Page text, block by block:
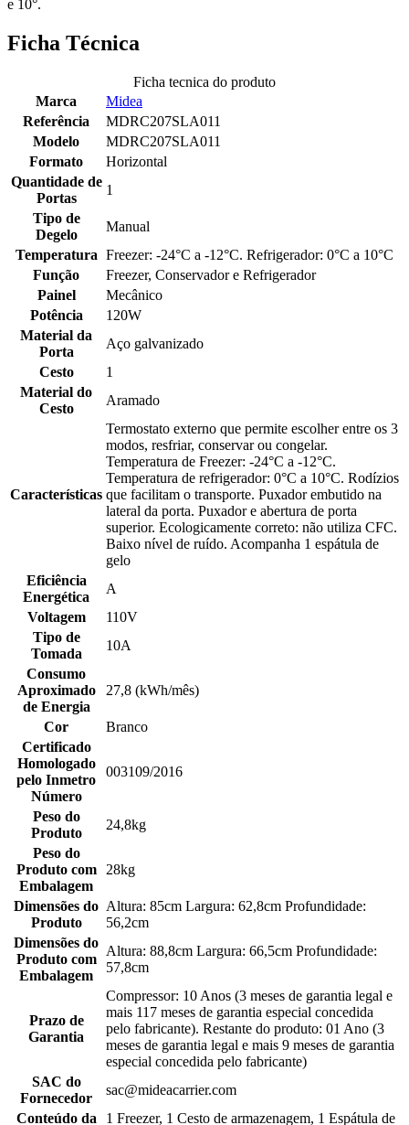
e 10°.
Ficha Técnica
Ficha tecnica do produto
Marca
Midea
Referência
MDRC207SLA011
Modelo
MDRC207SLA011
Formato
Horizontal
Quantidade de
Portas
1
Tipo de
Degelo
Manual
Temperatura Freezer: -24°C a -12°C. Refrigerador: 0°C a 10°C
Função
Freezer, Conservador e Refrigerador
Painel
Mecânico
Potência
120W
Material da
Porta
Aço galvanizado
Cesto
1
Material do
Cesto
Aramado
Características
Termostato externo que permite escolher entre os 3
modos, resfriar, conservar ou congelar.
Temperatura de Freezer: -24°C a -12°C.
Temperatura de refrigerador: 0°C a 10°C. Rodízios
que facilitam o transporte. Puxador embutido na
lateral da porta. Puxador e abertura de porta
superior. Ecologicamente correto: não utiliza CFC.
Baixo nível de ruído. Acompanha 1 espátula de
gelo
Eficiência
Energética
A
Voltagem
110V
Tipo de
Tomada
10A
Consumo
Aproximado
de Energia
27,8 (kWh/mês)
Cor
Branco
Certificado
Homologado
pelo Inmetro
Número
003109/2016
Peso do
Produto
24,8kg
Peso do
Produto com
Embalagem
28kg
Dimensões do
Produto
Altura: 85cm Largura: 62,8cm Profundidade:
56,2cm
Dimensões do
Produto com
Embalagem
Altura: 88,8cm Largura: 66,5cm Profundidade:
57,8cm
Prazo de
Garantia
Compressor: 10 Anos (3 meses de garantia legal e
mais 117 meses de garantia especial concedida
pelo fabricante). Restante do produto: 01 Ano (3
meses de garantia legal e mais 9 meses de garantia
especial concedida pelo fabricante)
SAC do
Fornecedor
sac@mideacarrier.com
Conteúdo da
1 Freezer, 1 Cesto de armazenagem, 1 Espátula de